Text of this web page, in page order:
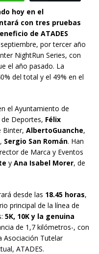
hoy en el
con tres pruebas
de ATADES
por tercer año
NightRun Series, con
el año pasado. La
del total y el 49% en el
el Ayuntamiento de
Deportes, Félix
Binter, AlbertoGuanche,
Sergio San Román. Han
de Marca y Eventos
y Ana Isabel Morer, de
desde las 18.45 horas,
principal de la línea de
5K, 10K y la genuina
de 1,7 kilómetros-, con
Asociación Tutelar
ATADES.